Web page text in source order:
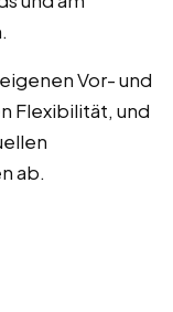
Vor- und
Flexibilität, und
ab.